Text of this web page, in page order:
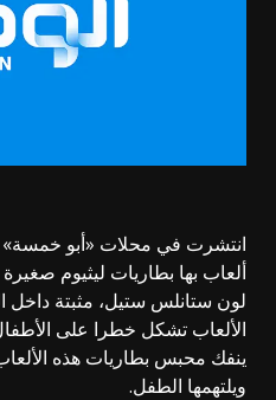
انتشرت في محلات «أبو خمسة»
ألعاب بها بطاريات ليثيوم
لون ستانلس ستيل، مثبتة داخل
الألعاب تشكل خطرا على
ينفك محبس بطاريات هذه
ويلتهمها الطفل.